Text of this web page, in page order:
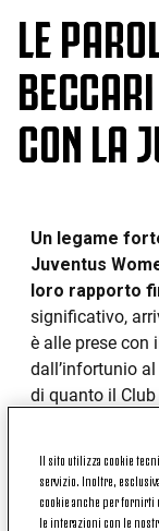
LE
CON LA
Un legame
Juventus
loro rapporto
significativo,
è alle prese con
dall’infortunio
di quanto il
Il rinnovo di
una gioia
Il sito utilizza cookie
servizio. Inoltre,
cookie anche per fornirti
le interazioni con le